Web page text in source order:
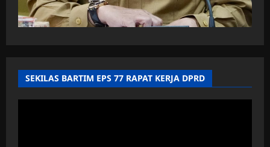
SEKILAS BARTIM EPS 77 RAPAT KERJA DPRD